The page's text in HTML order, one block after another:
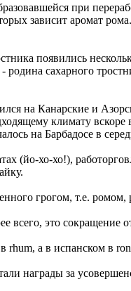
при
зависит аромат
появились
сахарного
на Канарские и
климату
на Барбадосе в
(йо-хо-хо!),
грогом, т.е.
всего, это
rhum, а в испанском в
награды за